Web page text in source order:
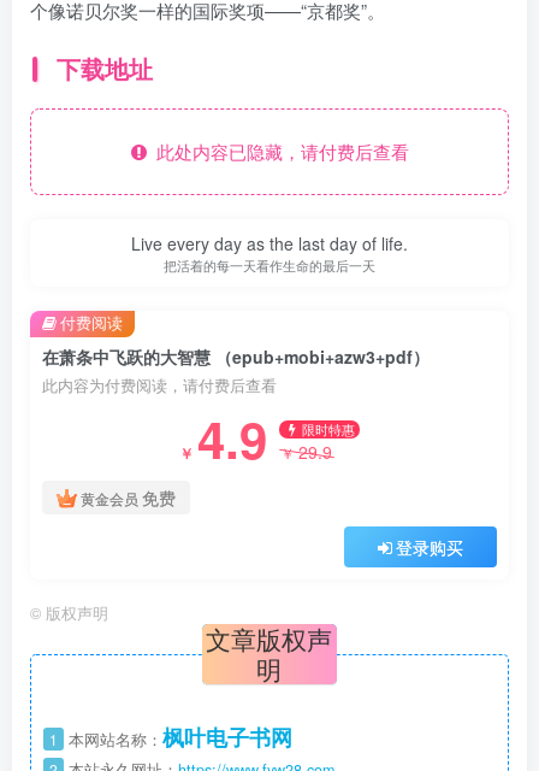
个像诺贝尔奖一样的国际奖项——“京都奖”。
下载地址
此处内容已隐藏，请付费后查看
Live every day as the last day of life.
把活着的每一天看作生命的最后一天
在萧条中飞跃的大智慧 （epub+mobi+azw3+pdf）
此内容为付费阅读，请付费后查看
￥ 4.9 限时特惠
￥29.9
黄金会员 免费
登录购买
付费阅读
© 版权声明
文章版权声
明
1 本网站名称： 枫叶电子书网